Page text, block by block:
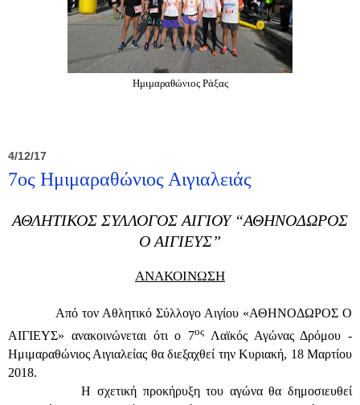
Ημιμαραθώνιος Ράξας
4/12/17
7ος Ημιμαραθώνιος Αιγιαλειάς
ΑΘΛΗΤΙΚΟΣ ΣΥΛΛΟΓΟΣ ΑΙΓΙΟΥ“ΑΘΗΝΟΔΩΡΟΣ
Ο ΑΙΓΙΕΥΣ”
ΑΝΑΚΟΙΝΩΣΗ
Από τον Αθλητικό Σύλλογο Αιγίου «ΑΘΗΝΟΔΩΡΟΣ Ο
ΑΙΓΙΕΥΣ» ανακοινώνεται ότι ο 7ος Λαϊκός Αγώνας Δρόμου -
Ημιμαραθώνιος Αιγιαλείας θα διεξαχθεί την Κυριακή, 18 Μαρτίου
2018.
Η σχετική προκήρυξη του αγώνα θα δημοσιευθεί